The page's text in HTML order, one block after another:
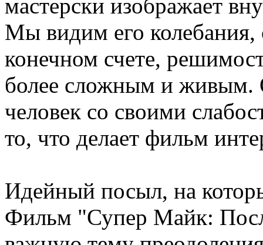
мастерски изображает
Мы видим его колебания,
конечном счете,
более сложным и живым.
человек со своими
то, что делает фильм
Идейный посыл, на
Фильм "Супер Майк: